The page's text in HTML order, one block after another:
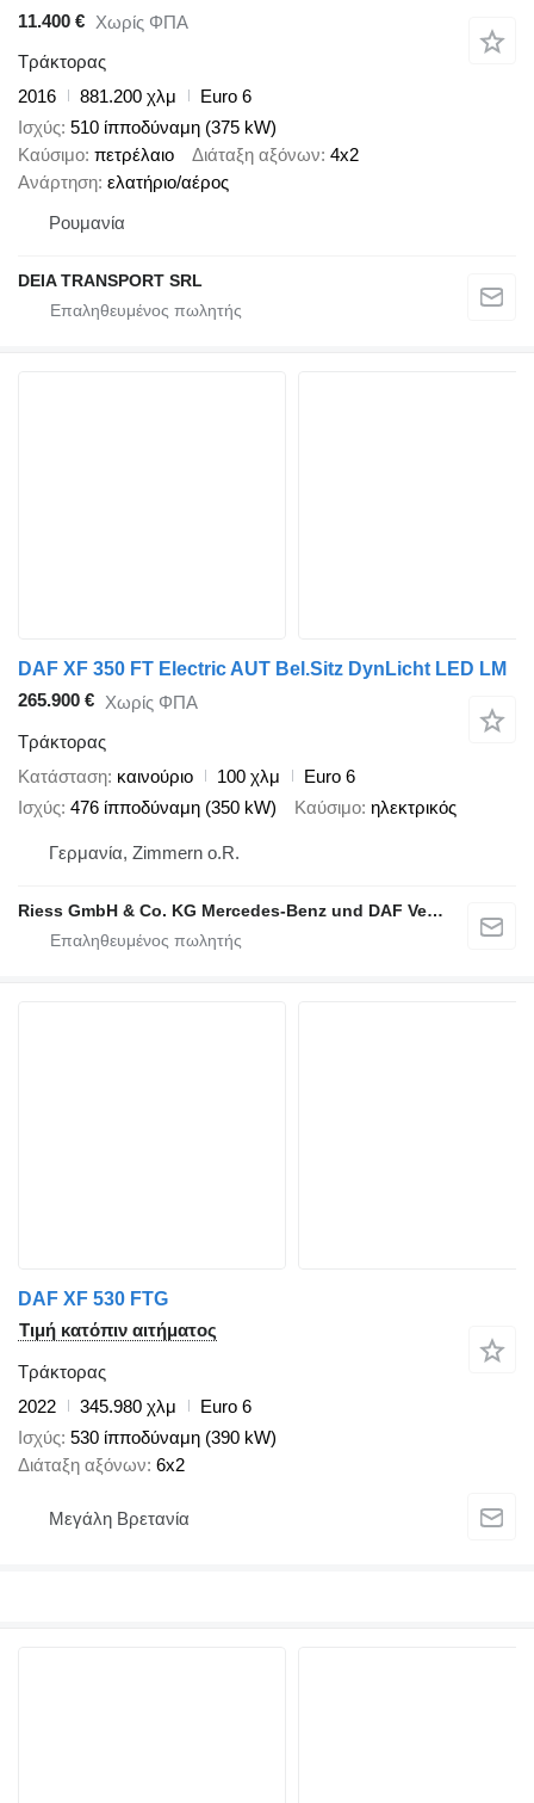
11.400 € Χωρίς ΦΠΑ
Τράκτορας
2016
881.200 χλμ
Euro 6
Ισχύς 510 ίπποδύναμη (375 kW)
Καύσιμο πετρέλαιο Διάταξη αξόνων 4x2
Ανάρτηση ελατήριο/αέρος
Ρουμανία
DEIA TRANSPORT SRL
DAF XF 350 FT Electric AUT Bel.Sitz DynLicht LED LM
265.900 € Χωρίς ΦΠΑ
Τράκτορας
Κατάσταση καινούριο 100 χλμ
Euro 6
Ισχύς 476 ίπποδύναμη (350 kW) Καύσιμο ηλεκτρικός
Γερμανία, Zimmern o.R.
Riess GmbH & Co. KG Mercedes-Benz und DAF Vertragspartner
DAF XF 530 FTG
Τιμή κατόπιν αιτήματος
Τράκτορας
2022
345.980 χλμ
Euro 6
Ισχύς 530 ίπποδύναμη (390 kW)
Διάταξη αξόνων 6x2
Μεγάλη Βρετανία